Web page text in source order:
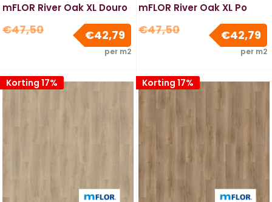
mFLOR River Oak XL Douro
Normale
€47,50 Verkoopprijs
€42,79
per m2
mFLOR River Oak XL Po
Normale
€47,50 €42,79
per m2
Korting 17% Korting 17%